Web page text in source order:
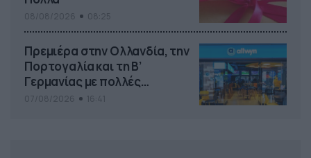
Πρεμιέρα στην Ολλανδία, την
Πορτογαλία και τη Β’
Γερμανίας με πολλές
στοιχηματικές επιλογές από